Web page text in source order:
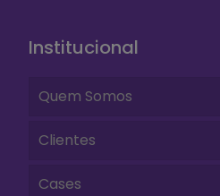
Institucional
Quem Somos
Clientes
Cases